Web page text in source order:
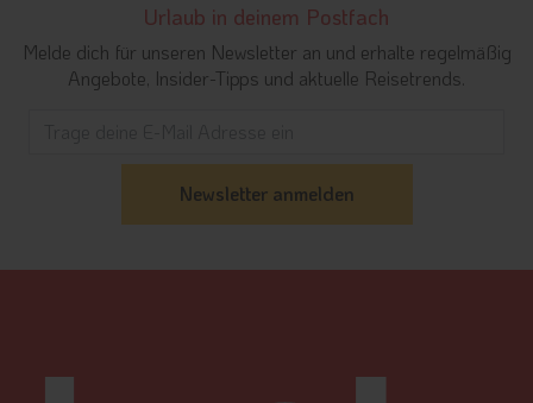
Urlaub in deinem Postfach
Melde dich für unseren Newsletter an und erhalte regelmäßig
Angebote, Insider-Tipps und aktuelle Reisetrends.